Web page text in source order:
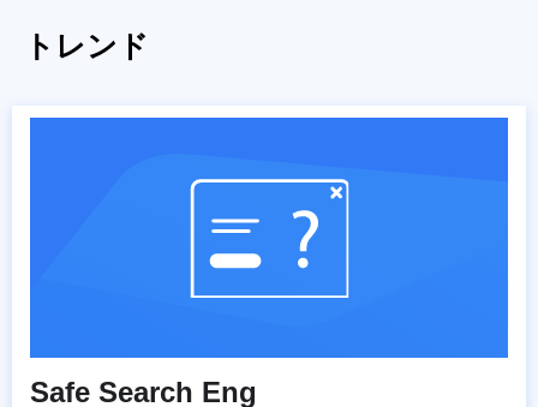
トレンド
Safe Search Eng